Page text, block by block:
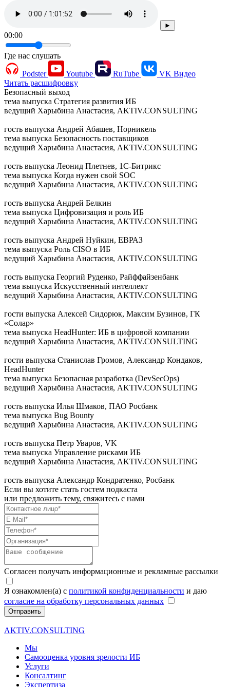
►
00:00
Где нас слушать
Podster Youtube RuTube
VK Видео
Читать расшифровку
Безопасный выход
тема выпуска Стратегия развития ИБ
ведущий Харыбина Анастасия, AKTIV.CONSULTING
гость выпуска Андрей Абашев, Норникель
тема выпуска Безопасность поставщиков
ведущий Харыбина Анастасия, AKTIV.CONSULTING
гость выпуска Леонид Плетнев, 1С-Битрикс
тема выпуска Когда нужен свой SOC
ведущий Харыбина Анастасия, AKTIV.CONSULTING
гость выпуска Андрей Белкин
тема выпуска Цифровизация и роль ИБ
ведущий Харыбина Анастасия, AKTIV.CONSULTING
гость выпуска Андрей Нуйкин, ЕВРАЗ
тема выпуска Роль CISO в ИБ
ведущий Харыбина Анастасия, AKTIV.CONSULTING
гость выпуска Георгий Руденко, Райффайзенбанк
тема выпуска Искусственный интеллект
ведущий Харыбина Анастасия, AKTIV.CONSULTING
гости выпуска Алексей Сидорюк, Максим Бузинов, ГК
«Солар»
тема выпуска HeadHunter: ИБ в цифровой компании
ведущий Харыбина Анастасия, AKTIV.CONSULTING
гости выпуска Станислав Громов, Александр Кондаков,
HeadHunter
тема выпуска Безопасная разработка (DevSecOps)
ведущий Харыбина Анастасия, AKTIV.CONSULTING
гость выпуска Илья Шмаков, ПАО Росбанк
тема выпуска Bug Bounty
ведущий Харыбина Анастасия, AKTIV.CONSULTING
гость выпуска Петр Уваров, VK
тема выпуска Управление рисками ИБ
ведущий Харыбина Анастасия, AKTIV.CONSULTING
гость выпуска Александр Кондратенко, Росбанк
Если вы хотите стать гостем подкаста
или предложить тему, свяжитесь с нами
Согласен получать информационные и рекламные рассылки
Я ознакомлен(а) с политикой конфиденциальности и даю
согласие на обработку персональных данных
Отправить
AKTIV.CONSULTING
Мы
Самооценка уровня зрелости ИБ
Услуги
Консалтинг
Экспертиза